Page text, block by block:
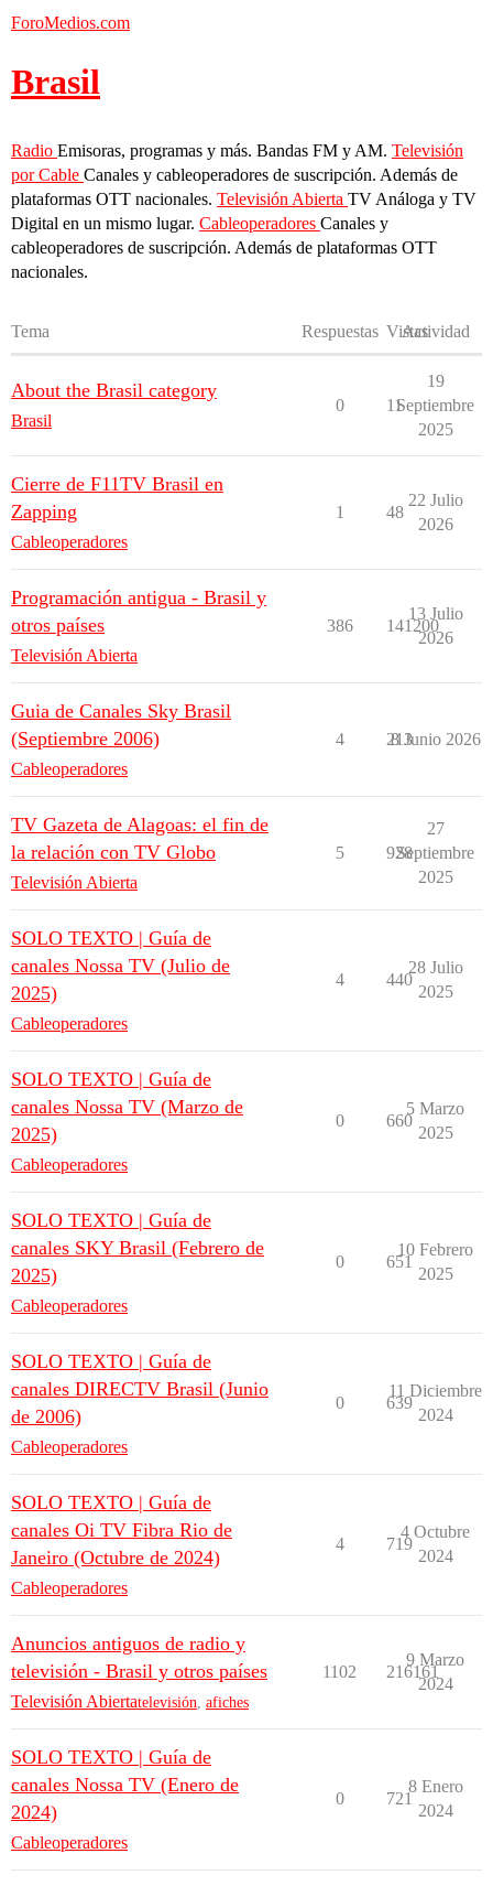
ForoMedios.com
Brasil
Radio Emisoras, programas y más. Bandas FM y AM. Televisión
por Cable Canales y cableoperadores de suscripción. Además de
plataformas OTT nacionales. Televisión Abierta TV Análoga y TV
Digital en un mismo lugar. Cableoperadores Canales y
cableoperadores de suscripción. Además de plataformas OTT
nacionales.
Tema Respuestas Vistas
Actividad
About the Brasil category
Brasil
0 11
19
Septiembre
2025
Cierre de F11TV Brasil en
Zapping
Cableoperadores
1 48
22 Julio
2026
Programación antigua - Brasil y
otros países
Televisión Abierta
386 141200
13 Julio
2026
Guia de Canales Sky Brasil
(Septiembre 2006)
Cableoperadores
4 213
8 Junio 2026
TV Gazeta de Alagoas: el fin de
la relación con TV Globo
Televisión Abierta
5 928
27
Septiembre
2025
SOLO TEXTO | Guía de
canales Nossa TV (Julio de
2025)
Cableoperadores
4 440
28 Julio
2025
SOLO TEXTO | Guía de
canales Nossa TV (Marzo de
2025)
Cableoperadores
0 660
5 Marzo
2025
SOLO TEXTO | Guía de
canales SKY Brasil (Febrero de
2025)
Cableoperadores
0 651
10 Febrero
2025
SOLO TEXTO | Guía de
canales DIRECTV Brasil (Junio
de 2006)
Cableoperadores
0 639
11 Diciembre
2024
SOLO TEXTO | Guía de
canales Oi TV Fibra Rio de
Janeiro (Octubre de 2024)
Cableoperadores
4 719
4 Octubre
2024
Anuncios antiguos de radio y
televisión - Brasil y otros países
Televisión Abiertatelevisión afiches
1102 216161
9 Marzo
2024
SOLO TEXTO | Guía de
canales Nossa TV (Enero de
2024)
Cableoperadores
0 721
8 Enero
2024